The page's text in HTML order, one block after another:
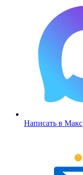
1
Написать в Макс